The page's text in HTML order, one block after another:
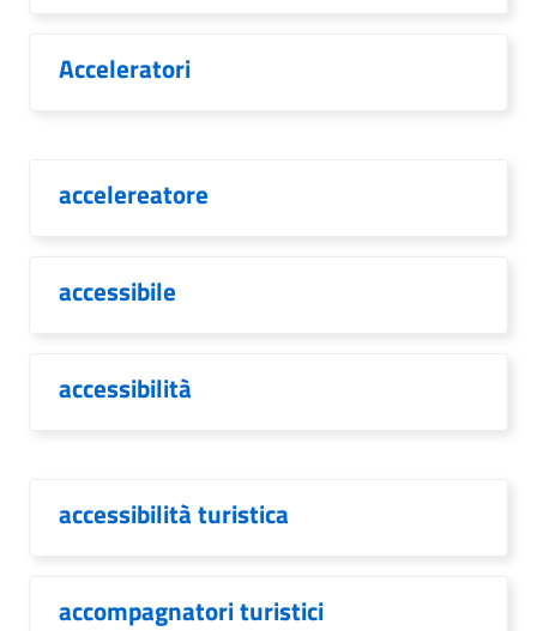
Acceleratori
accelereatore
accessibile
accessibilità
accessibilità turistica
accompagnatori turistici